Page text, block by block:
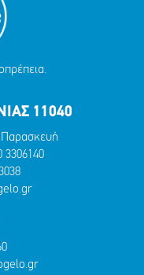
11040
Παρασκευή
3306140